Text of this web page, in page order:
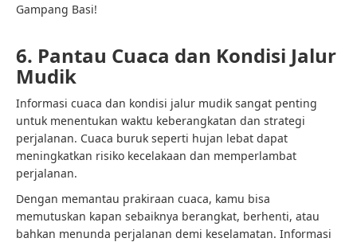
Gampang Basi!
6. Pantau Cuaca dan Kondisi Jalur
Mudik
Informasi cuaca dan kondisi jalur mudik sangat penting
untuk menentukan waktu keberangkatan dan strategi
perjalanan. Cuaca buruk seperti hujan lebat dapat
meningkatkan risiko kecelakaan dan memperlambat
perjalanan.
Dengan memantau prakiraan cuaca, kamu bisa
memutuskan kapan sebaiknya berangkat, berhenti, atau
bahkan menunda perjalanan demi keselamatan. Informasi